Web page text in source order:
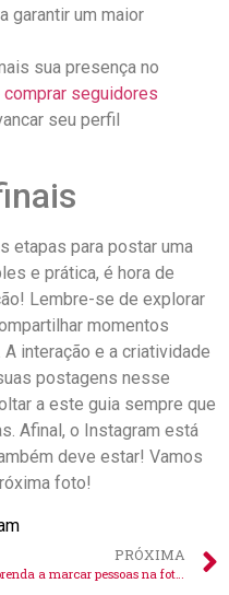
garantir ‌um maior⁤
sua presença no
comprar seguidores
seu perfil
⁤etapas para postar uma
e ⁣prática, é hora de
Lembre-se ⁤de explorar‌
momentos
interação e a criatividade
postagens nesse
a⁢ este guia sempre que
Afinal, o Instagram está
deve estar! Vamos
foto!
PRÓXIMA
Aprenda a marcar pessoas na foto do Instagram facilmente!